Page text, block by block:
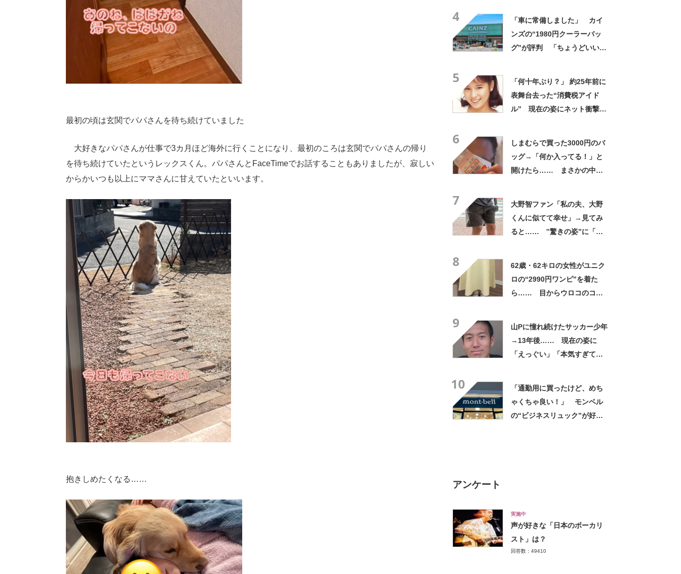
最初の頃は玄関でパパさんを待ち続けていました
大好きなパパさんが仕事で3カ月ほど海外に行くことになり、最初のころは玄関でパパさんの帰り
を待ち続けていたというレックスくん。パパさんとFaceTimeでお話することもありましたが、寂しい
からかいつも以上にママさんに甘えていたといいます。
抱きしめたくなる……
4
「車に常備しました」 カイ
ンズの“1980円クーラーバッ
グ”が評判 「ちょうどいい大
5
「何十年ぶり？」 約25年前に
表舞台去った“消費税アイド
ル” 現在の姿にネット衝撃
6
しまむらで買った3000円のバ
ッグ→「何か入ってる！」と
開けたら…… まさかの中身
7
大野智ファン「私の夫、大野
くんに似てて幸せ」→見てみ
ると…… ‟驚きの姿”に「最
8
62歳・62キロの女性がユニク
ロの“2990円ワンピ”を着た
ら…… 目からウロコのコー
9
山Pに憧れ続けたサッカー少年
→13年後…… 現在の姿に
「えっぐい」「本気すぎて尊
10
「通勤用に買ったけど、めち
ゃくちゃ良い！」 モンベル
の“ビジネスリュック”が好
アンケート
実施中
声が好きな「日本のボーカリ
スト」は？
回答数：49410